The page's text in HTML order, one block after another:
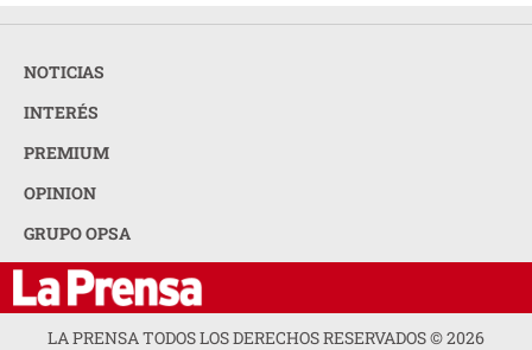
NOTICIAS
INTERÉS
PREMIUM
OPINION
GRUPO OPSA
LA PRENSA TODOS LOS DERECHOS RESERVADOS ©2026